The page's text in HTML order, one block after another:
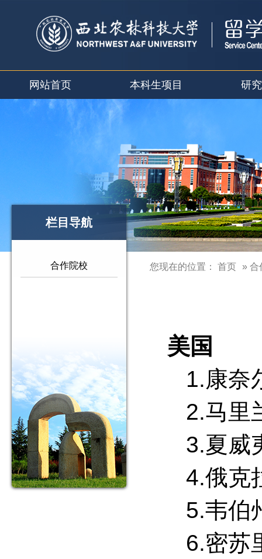
网站首页 本科生项目 研
栏目导航
合作院校 您现在的位置： 首页 » 合
美国
1.康奈
2.马里
3.夏威
4.俄克
5.韦伯
6.密苏